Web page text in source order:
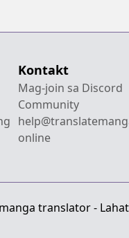
Kontakt
Mag-join sa Discord
Community
online
translator -